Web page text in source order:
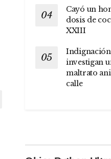
Cayó un
dosis de
XXIII
Indignación
investigan
maltrato
calle